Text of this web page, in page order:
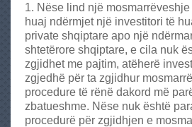
1. Nëse lind një
huaj ndërmjet një investitori të
private shqiptare apo një
shtetërore shqiptare, e cila nuk
zgjidhet me pajtim, atëherë
zgjedhë për ta zgjidhur
procedure të rënë dakord më
zbatueshme. Nëse nuk është
procedurë për zgjidhjen e